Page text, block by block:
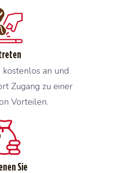
an und
Zugang zu einer
Vorteilen.
Sie